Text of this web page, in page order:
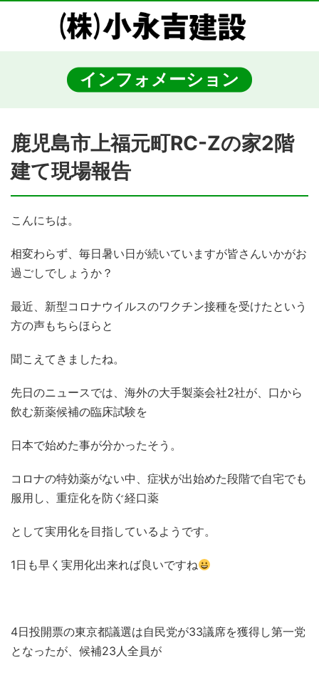
インフォメーション
鹿児島市上福元町RC-Zの家2階
建て現場報告
こんにちは。
相変わらず、毎日暑い日が続いていますが皆さんいかがお
過ごしでしょうか？
最近、新型コロナウイルスのワクチン接種を受けたという
方の声もちらほらと
聞こえてきましたね。
先日のニュースでは、海外の大手製薬会社2社が、口から
飲む新薬候補の臨床試験を
日本で始めた事が分かったそう。
コロナの特効薬がない中、症状が出始めた段階で自宅でも
服用し、重症化を防ぐ経口薬
として実用化を目指しているようです。
1日も早く実用化出来れば良いですね
4日投開票の東京都議選は自民党が33議席を獲得し第一党
となったが、候補23人全員が